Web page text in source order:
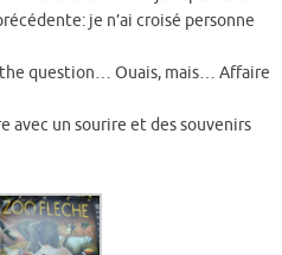
je n’ai croisé personne
question… Ouais, mais… Affaire
avec un sourire et des souvenirs